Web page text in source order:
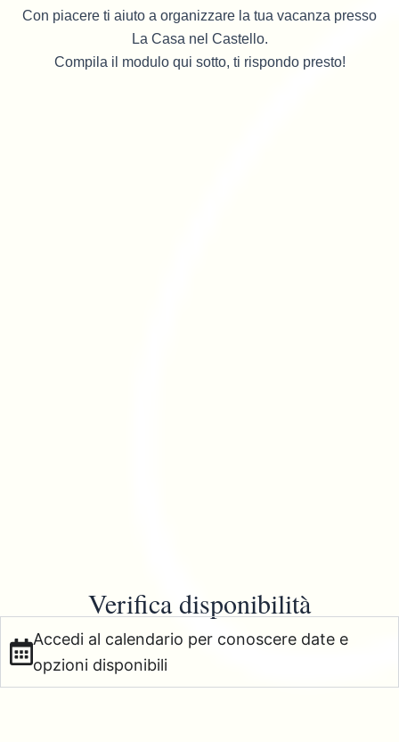
Con piacere ti aiuto a organizzare la tua vacanza presso
La Casa nel Castello.
Compila il modulo qui sotto, ti rispondo presto!
Verifica disponibilità
Accedi al calendario per conoscere date e
opzioni disponibili